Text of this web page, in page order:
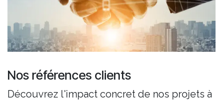
Nos références clients
Découvrez l'impact concret de nos projets à